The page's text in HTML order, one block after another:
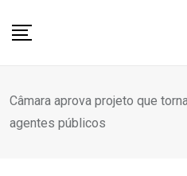
Câmara aprova projeto que
agentes públicos